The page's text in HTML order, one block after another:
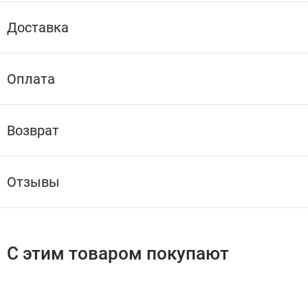
Доставка
Оплата
Возврат
Отзывы
С этим товаром покупают